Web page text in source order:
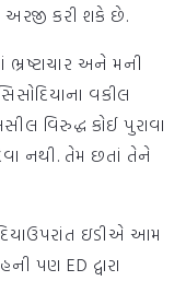
અરજી કરી શકે છે.
ભ્રષ્ટાચાર અને મની
વકીલ
વિરુદ્ધ કોઈ પુરાવા
નથી. તેમ છતાં તેને
ઇડીએ આમ
પણ ED દ્વારા